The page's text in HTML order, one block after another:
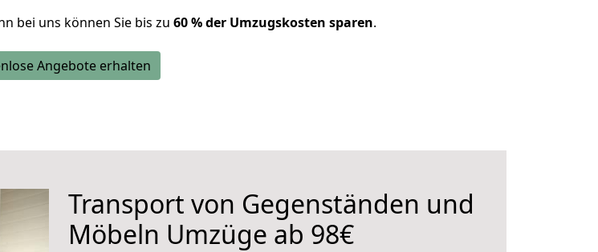
bei uns können Sie bis zu 60 % der Umzugskosten sparen.
Angebote erhalten
Transport von Gegenständen und
Möbeln Umzüge ab 98€